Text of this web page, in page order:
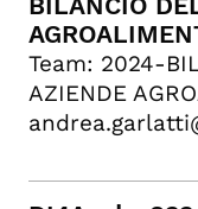
Team: 2024-
AZIENDE